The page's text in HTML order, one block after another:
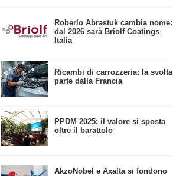
​Roberlo Abrastuk cambia nome:
dal 2026 sarà Briolf Coatings
Italia
​Ricambi di carrozzeria: la svolta
parte dalla Francia
​PPDM 2025: il valore si sposta
oltre il barattolo
​AkzoNobel e Axalta si fondono